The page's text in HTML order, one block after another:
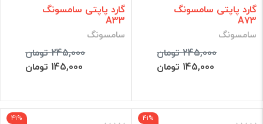
گارد پاپتی سامسونگ
A73
سامسونگ
245,000 تومان
145,000 تومان
گارد پاپتی سامسونگ
A33
سامسونگ
245,000 تومان
145,000 تومان
41%
41%